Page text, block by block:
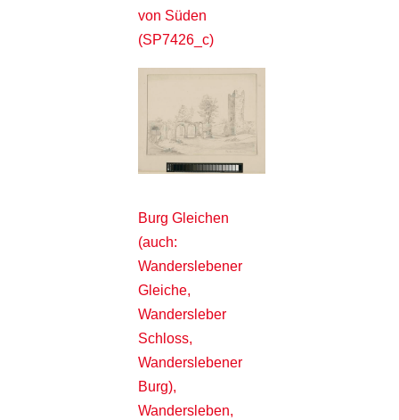
von Süden
(SP7426_c)
Burg Gleichen
(auch:
Wanderslebener
Gleiche,
Wandersleber
Schloss,
Wanderslebener
Burg),
Wandersleben,